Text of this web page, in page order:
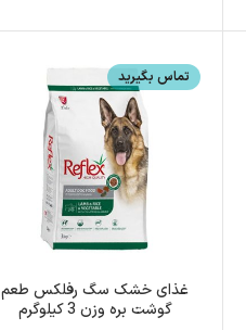
تماس بگیرید
غذای خشک سگ رفلکس طعم
گوشت بره وزن 3 کیلوگرم